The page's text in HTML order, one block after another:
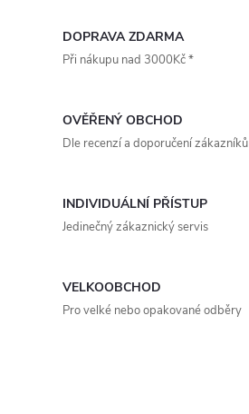
DOPRAVA ZDARMA
Při nákupu nad 3000Kč *
OVĚŘENÝ OBCHOD
Dle recenzí a doporučení zákazníků
INDIVIDUÁLNÍ PŘÍSTUP
Jedinečný zákaznický servis
VELKOOBCHOD
Pro velké nebo opakované odběry